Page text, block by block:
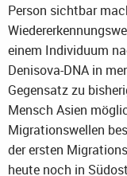
Person sichtbar
einem Individuum
Denisova-DNA in
Gegensatz zu
Mensch Asien
Migrationswellen
der ersten
heute noch in